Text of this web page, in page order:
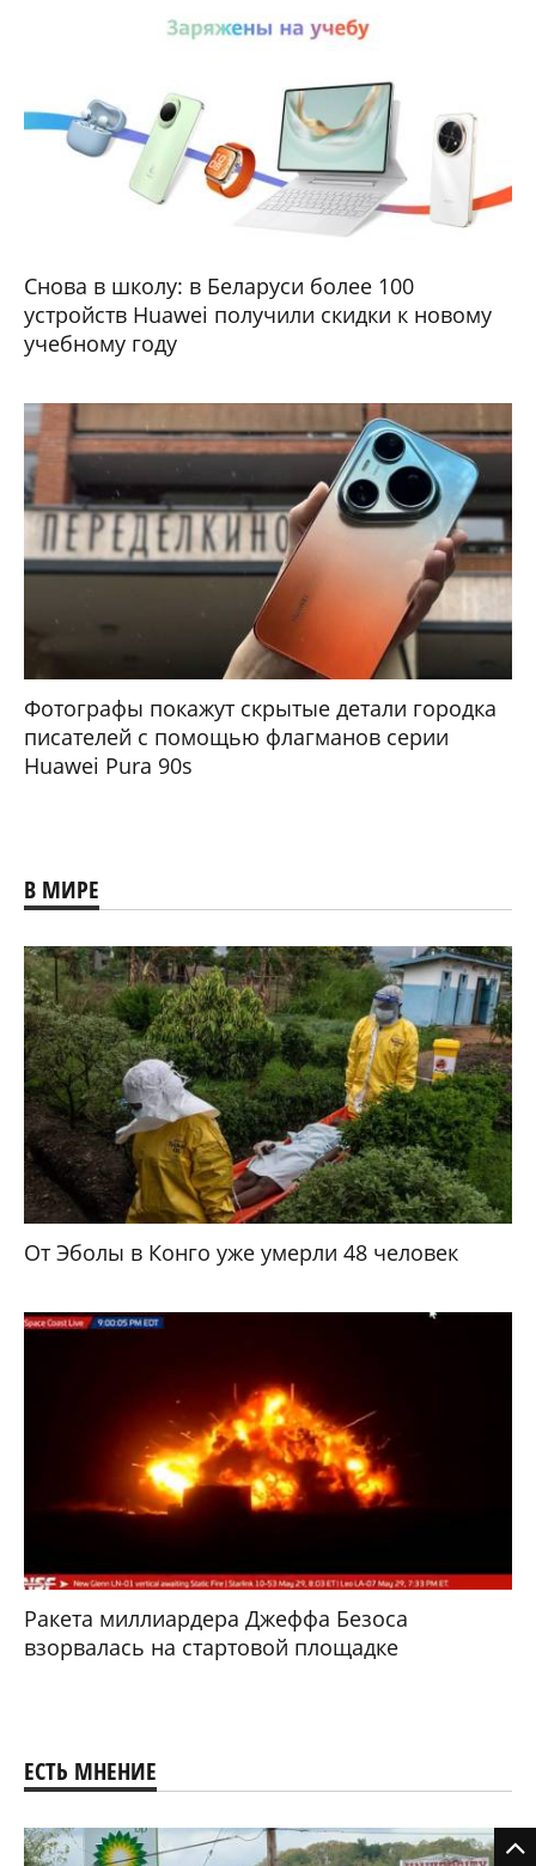
Снова в школу: в Беларуси более 100
устройств Huawei получили скидки к новому
учебному году
Фотографы покажут скрытые детали городка
писателей с помощью флагманов серии
Huawei Pura 90s
В МИРЕ
От Эболы в Конго уже умерли 48 человек
Ракета миллиардера Джеффа Безоса
взорвалась на стартовой площадке
ЕСТЬ МНЕНИЕ